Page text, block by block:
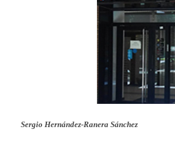
Sergio Hernández-Ranera Sánchez